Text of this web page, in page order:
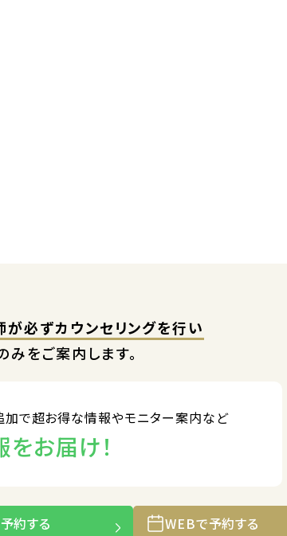
が必ずカウンセリングを行い
をご案内します。
加で超お得な情報やモニター案内など
お届け！
約する WEBで予約する